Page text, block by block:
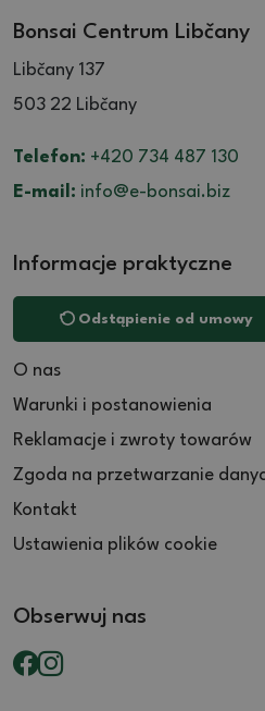
Bonsai Centrum Libčany
Libčany 137
503 22 Libčany
Telefon: +420 734 487 130
E-mail: info@e-bonsai.biz
Informacje praktyczne
Odstąpienie od umowy
O nas
Warunki i postanowienia
Reklamacje i zwroty towarów
Zgoda na przetwarzanie
Kontakt
Ustawienia plików cookie
Obserwuj nas